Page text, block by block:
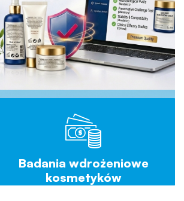
Badania wdrożeniowe
kosmetyków